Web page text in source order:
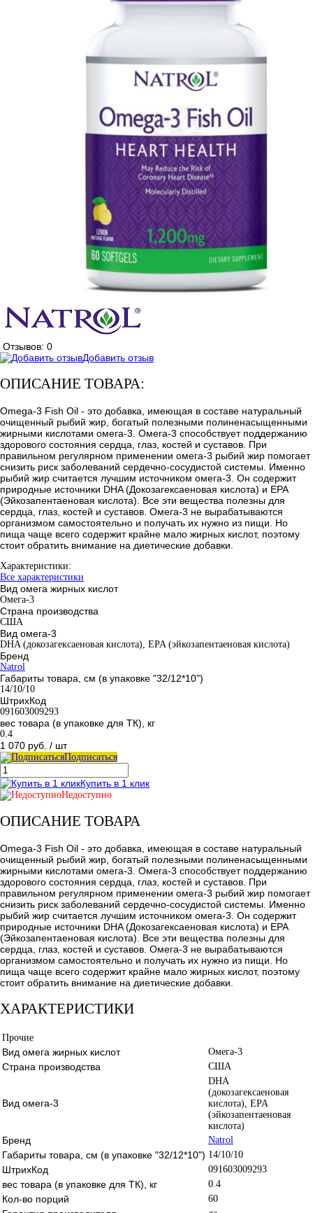
Отзывов: 0
Добавить отзыв
ОПИСАНИЕ ТОВАРА:
Omega-3 Fish Oil - это добавка, имеющая в составе натуральный
очищенный рыбий жир, богатый полезными полиненасыщенными
жирными кислотами омега-3. Омега-3 способствует поддержанию
здорового состояния сердца, глаз, костей и суставов. При
правильном регулярном применении омега-3 рыбий жир помогает
снизить риск заболеваний сердечно-сосудистой системы. Именно
рыбий жир считается лучшим источником омега-3. Он содержит
природные источники DHA (Докозагексаеновая кислота) и EPA
(Эйкозапентаеновая кислота). Все эти вещества полезны для
сердца, глаз, костей и суставов. Омега-3 не вырабатываются
организмом самостоятельно и получать их нужно из пищи. Но
пища чаще всего содержит крайне мало жирных кислот, поэтому
стоит обратить внимание на диетические добавки.
Характеристики:
Все характеристики
Вид омега жирных кислот
Омега-3
Страна производства
США
Вид омега-3
DHA (докозагексаеновая кислота), EPA (эйкозапентаеновая кислота)
Бренд
Natrol
Габариты товара, см (в упаковке "32/12*10")
14/10/10
ШтрихКод
091603009293
вес товара (в упаковке для ТК), кг
0.4
1 070 руб. / шт
Подписаться
Купить в 1 клик
Недоступно
ОПИСАНИЕ ТОВАРА
Omega-3 Fish Oil - это добавка, имеющая в составе натуральный
очищенный рыбий жир, богатый полезными полиненасыщенными
жирными кислотами омега-3. Омега-3 способствует поддержанию
здорового состояния сердца, глаз, костей и суставов. При
правильном регулярном применении омега-3 рыбий жир помогает
снизить риск заболеваний сердечно-сосудистой системы. Именно
рыбий жир считается лучшим источником омега-3. Он содержит
природные источники DHA (Докозагексаеновая кислота) и EPA
(Эйкозапентаеновая кислота). Все эти вещества полезны для
сердца, глаз, костей и суставов. Омега-3 не вырабатываются
организмом самостоятельно и получать их нужно из пищи. Но
пища чаще всего содержит крайне мало жирных кислот, поэтому
стоит обратить внимание на диетические добавки.
ХАРАКТЕРИСТИКИ
Прочие
Вид омега жирных кислот Омега-3
Страна производства США
Вид омега-3
DHA
(докозагексаеновая
кислота), EPA
(эйкозапентаеновая
кислота)
Бренд Natrol
Габариты товара, см (в упаковке "32/12*10") 14/10/10
ШтрихКод 091603009293
вес товара (в упаковке для ТК), кг 0.4
Кол-во порций 60